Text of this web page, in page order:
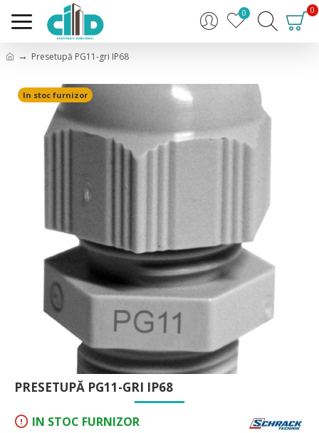
0 0
Presetupă PG11-gri IP68
In stoc furnizor
PRESETUPĂ PG11-GRI IP68
IN STOC FURNIZOR